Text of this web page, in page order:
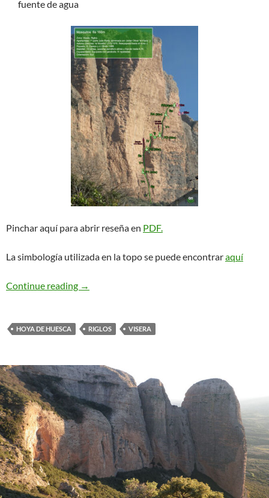
fuente de agua
Pinchar aquí para abrir reseña en PDF.
La simbología utilizada en la topo se puede encontraraquí
Continue reading Mosquitos. Riglos
→
HOYA DE HUESCA RIGLOS VISERA